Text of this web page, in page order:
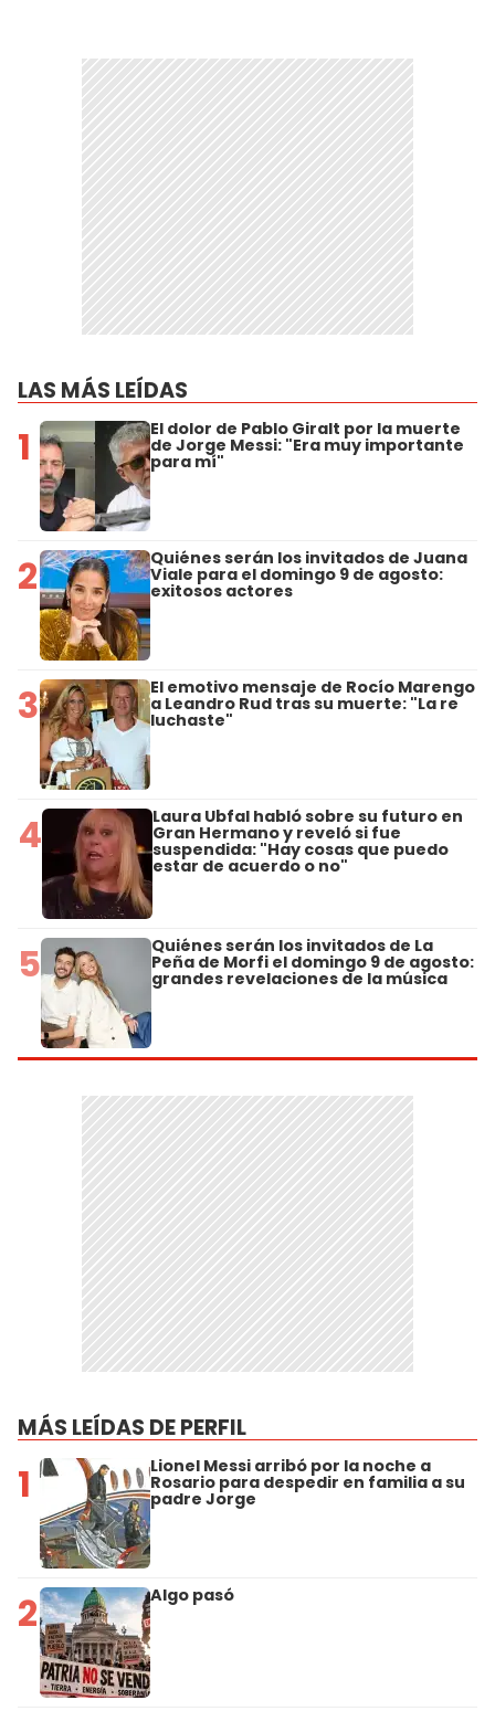
LAS MÁS LEÍDAS
1 El dolor de Pablo Giralt por la muerte
de Jorge Messi: "Era muy importante
para mí"
2 Quiénes serán los invitados de Juana
Viale para el domingo 9 de agosto:
exitosos actores
3 El emotivo mensaje de Rocío Marengo
a Leandro Rud tras su muerte: "La re
luchaste"
4 Laura Ubfal habló sobre su futuro en
Gran Hermano y reveló si fue
suspendida: "Hay cosas que puedo
estar de acuerdo o no"
5 Quiénes serán los invitados de La
Peña de Morfi el domingo 9 de agosto:
grandes revelaciones de la música
MÁS LEÍDAS DE PERFIL
1 Lionel Messi arribó por la noche a
Rosario para despedir en familia a su
padre Jorge
2 Algo pasó